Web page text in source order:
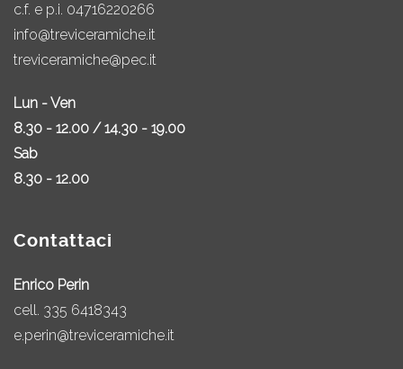
c.f. e p.i. 04716220266
info@treviceramiche.it
treviceramiche@pec.it
Lun - Ven
8.30 - 12.00 / 14.30 - 19.00
Sab
8.30 - 12.00
Contattaci
Enrico Perin
cell. 335 6418343
e.perin@treviceramiche.it